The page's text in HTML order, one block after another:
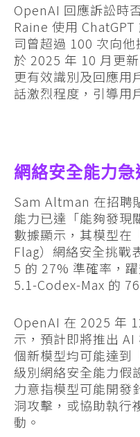
OpenAI 回應訴訟時
Raine 使用
司曾超過 100 次向
於 2025 年 10 月更
更有效識別及回應用
話激烈程度，引導用
網絡安全能力急
Sam Altman 在招聘
能力已達「能夠發現
數據顯示，其模型
Flag）網絡安全挑戰
5 的 27% 準確率，
5.1-Codex-Max 的
OpenAI 在 2025 年
示，預計即將推出
個新模型均可能達到
級別網絡安全能力假
力意指模型可能開發
洞攻擊，或協助執行
動。